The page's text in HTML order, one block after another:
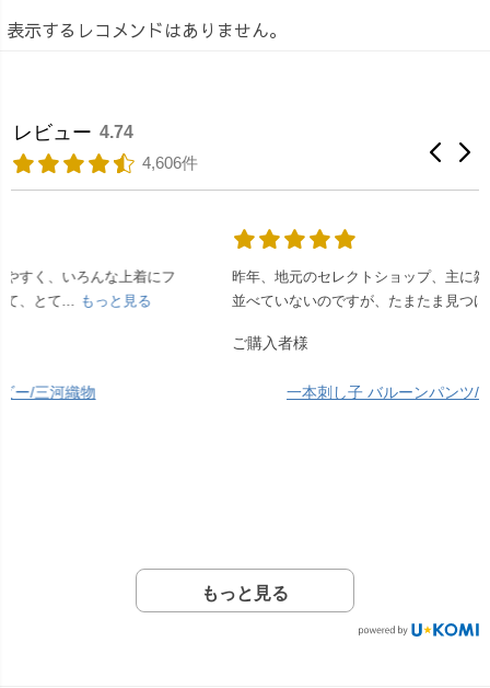
表示するレコメンドはありません。
レビュー 4.74
4,606件
昨年、地元のセレクトショップ、主に雑貨屋さんで服は少ししか
並べていないのですが、たまたま見つけて、気...もっと見る
一本刺し子 バルーンパンツ/生成り/三河木綿 刺し子織
もっと見る